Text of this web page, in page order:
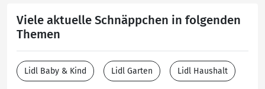
Viele aktuelle Schnäppchen in folgenden
Themen
Lidl Baby & Kind Lidl Garten Lidl Haushalt